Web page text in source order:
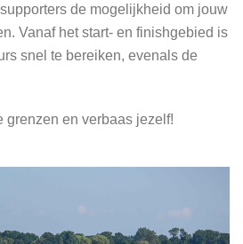
de mogelijkheid om jouw
Vanaf het start- en finishgebied is
snel te bereiken, evenals de
grenzen en verbaas jezelf!